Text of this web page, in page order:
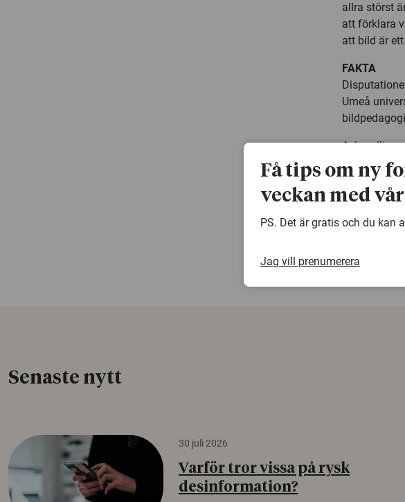
allra störst
att förklara
att bild är
FAKTA
Umeå
Senaste nytt
30 juli 2026
Varför tror vissa på rysk
desinformation?
Få tips om ny
veckan med
PS. Det är gratis och du kan
Jag vill prenumerera